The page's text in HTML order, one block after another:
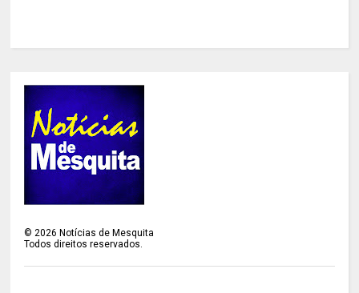
©2026 Notícias de Mesquita
Todos direitos reservados.